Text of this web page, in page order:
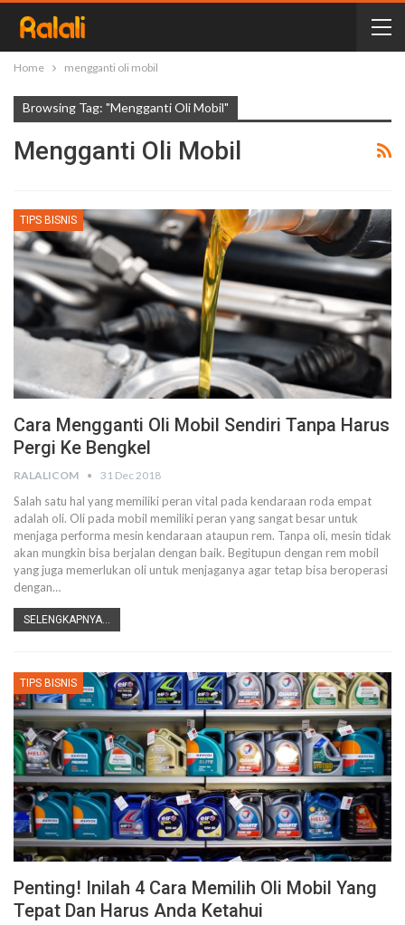
Home mengganti oli mobil
Browsing Tag: "mengganti Oli Mobil"
Mengganti Oli Mobil
TIPS BISNIS
Cara Mengganti Oli Mobil Sendiri Tanpa Harus
Pergi Ke Bengkel
RALALICOM 31 Dec 2018
Salah satu hal yang memiliki peran vital pada kendaraan roda empat
adalah oli. Oli pada mobil memiliki peran yang sangat besar untuk
menjaga performa mesin kendaraan ataupun rem. Tanpa oli, mesin tidak
akan mungkin bisa berjalan dengan baik. Begitupun dengan rem mobil
yang juga memerlukan oli untuk menjaganya agar tetap bisa beroperasi
dengan…
SELENGKAPNYA...
TIPS BISNIS
Penting! Inilah 4 Cara Memilih Oli Mobil Yang
Tepat Dan Harus Anda Ketahui